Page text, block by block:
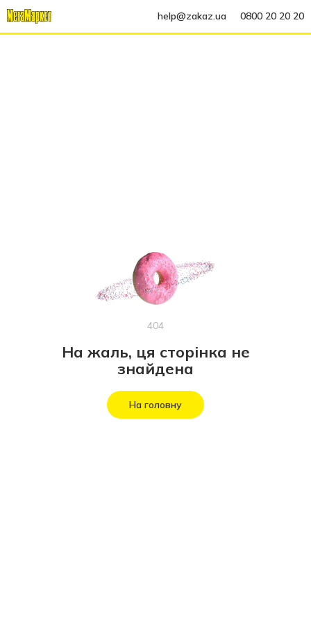
help@zakaz.ua 0800 20 20 20
404
На жаль, ця сторінка не
знайдена
На головну